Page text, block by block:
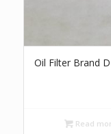
Oil Filter Brand
Read